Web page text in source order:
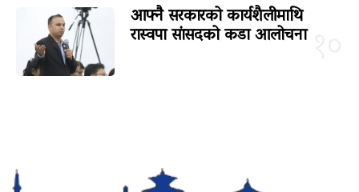
आफ्नै सरकारको कार्यशैलीमाथि
रास्वपा सांसदको कडा आलोचना